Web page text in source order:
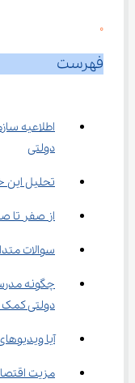
0
فهرست
دولتی
تحلیل این
از صفر تا
سوالات
چگونه
دولتی کمک
آیا ویدیوهای آی نو
مزیت